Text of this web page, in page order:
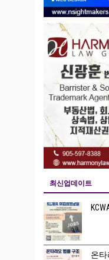
최신업데이트
온타